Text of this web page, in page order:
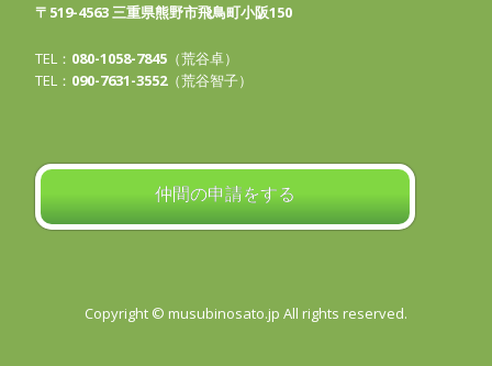
〒519-4563 三重県熊野市飛鳥町小阪150
TEL： 080-1058-7845 （荒谷卓）
TEL： 090-7631-3552（荒谷智子）
仲間の申請をする
Copyright © musubinosato.jp All rights reserved.